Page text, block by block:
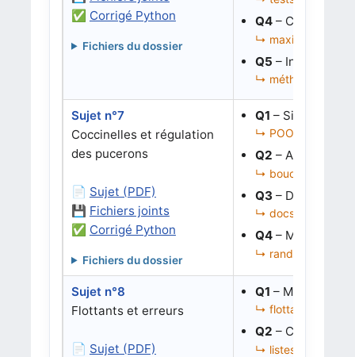
✅ Corrigé Python
Fichiers du dossier
Q4 – Corriger le
↳ maximum,
Q5 – Instancier
↳ méthodes,
Sujet n°7
Coccinelles et régulation
des pucerons
📄 Sujet (PDF)
💾 Fichiers joints
✅ Corrigé Python
Fichiers du dossier
Q1 – Simuler
↳ POO, liste
Q2 –
↳ boucles,
Q3 –
↳ docstring,
Q4 – Modifier
↳ random,
Sujet n°8
Flottants et erreurs
📄 Sujet (PDF)
Q1 – Mettre en
↳ flottants,
Q2 – Convertir
↳ listes de